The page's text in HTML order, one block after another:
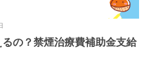
の？禁煙治療費補助金支給